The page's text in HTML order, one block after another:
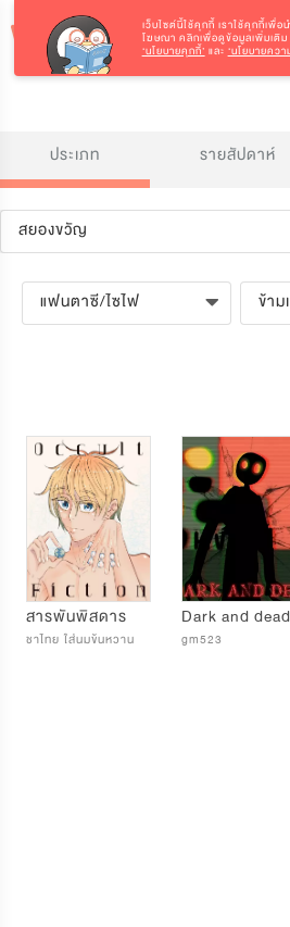
ประเภท รายสัปดาห์
สยองขวัญ
แฟนตาซี/ไซไฟ ข้าม
สารพันพิสดาร
ชาไทย ใส่นมข้นหวาน
Dark and dead
gm523
เว็บไซต์นี้ใช้คุกกี้ เราใช้คุกกี้เพื่อ
โฆษณา คลิกเพื่อดูข้อมูลเพิ่มเติม
‘นโยบายคุกกี้’ และ ‘นโยบายคว